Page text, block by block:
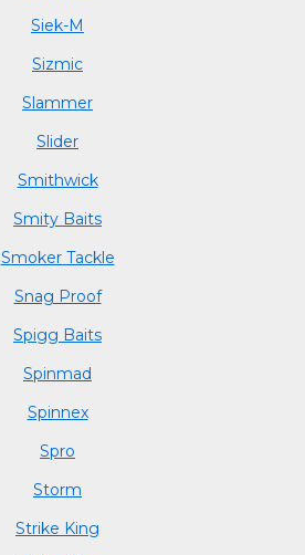
Siek-M
Sizmic
Slammer
Slider
Smithwick
Smity Baits
Smoker Tackle
Snag Proof
Spigg Baits
Spinmad
Spinnex
Spro
Storm
Strike King